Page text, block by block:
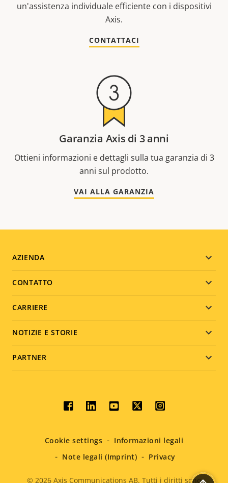
un'assistenza individuale efficiente con i dispositivi
Axis.
CONTATTACI
Garanzia Axis di 3 anni
Ottieni informazioni e dettagli sulla tua garanzia di 3
anni sul prodotto.
VAI ALLA GARANZIA
Footer
menu
AZIENDA
CONTATTO
CARRIERE
NOTIZIE E STORIE
PARTNER
Social
menu
© 2026 Axis Communications AB. Tutti i diritti sono
Cookie settings
Informazioni legali
Note legali (Imprint)
Privacy